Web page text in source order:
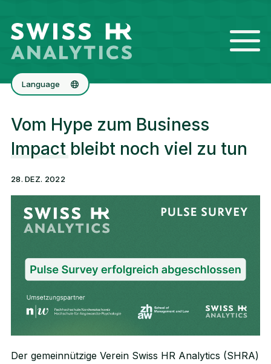
Language
English
Vom Hype zum Business
Impact bleibt noch viel zu tun
28. DEZ. 2022
Der gemeinnützige Verein Swiss HR Analytics (SHRA)